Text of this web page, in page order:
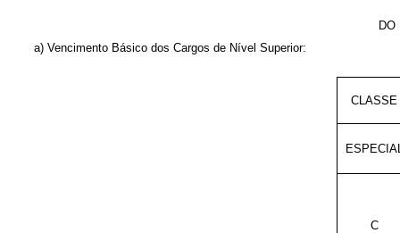
DO
a) Vencimento Básico dos Cargos de Nível Superior:
CLASSE
C